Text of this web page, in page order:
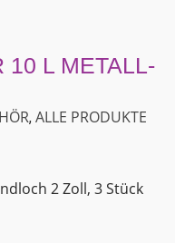
10 L METALL-
, ALLE PRODUKTE
2 Zoll, 3 Stück